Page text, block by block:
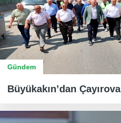
Gündem
Büyükakın’dan